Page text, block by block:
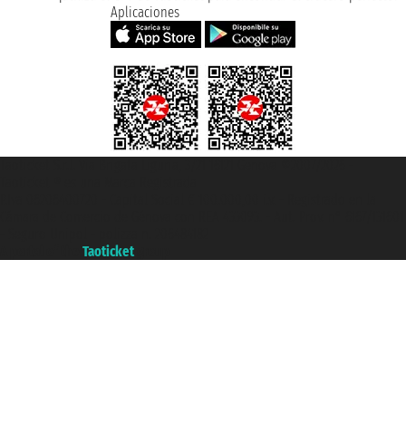
Aplicaciones
Taoticket